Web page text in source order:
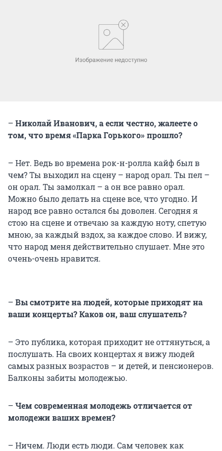
– Николай Иванович, а если честно, жалеете о
том, что время «Парка Горького» прошло?
– Нет. Ведь во времена рок-н-ролла кайф был в
чем? Ты выходил на сцену – народ орал. Ты пел –
он орал. Ты замолкал – а он все равно орал.
Можно было делать на сцене все, что угодно. И
народ все равно остался бы доволен. Сегодня я
стою на сцене и отвечаю за каждую ноту, спетую
мною, за каждый вздох, за каждое слово. И вижу,
что народ меня действительно слушает. Мне это
очень-очень нравится.
– Вы смотрите на людей, которые приходят на
ваши концерты? Каков он, ваш слушатель?
– Это публика, которая приходит не оттянуться, а
послушать. На своих концертах я вижу людей
самых разных возрастов – и детей, и пенсионеров.
Балконы забиты молодежью.
– Чем современная молодежь отличается от
молодежи ваших времен?
– Ничем. Люди есть люди. Сам человек как